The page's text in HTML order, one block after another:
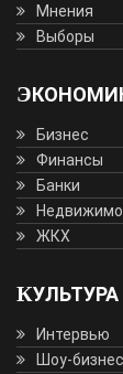
Мнения
Выборы
Бизнес
Финансы
Банки
ЖКХ
КУЛЬТУРА
Интервью
Шоу-бизнес